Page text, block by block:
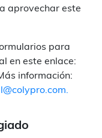
aprovechar este
para
en este enlace:
información: